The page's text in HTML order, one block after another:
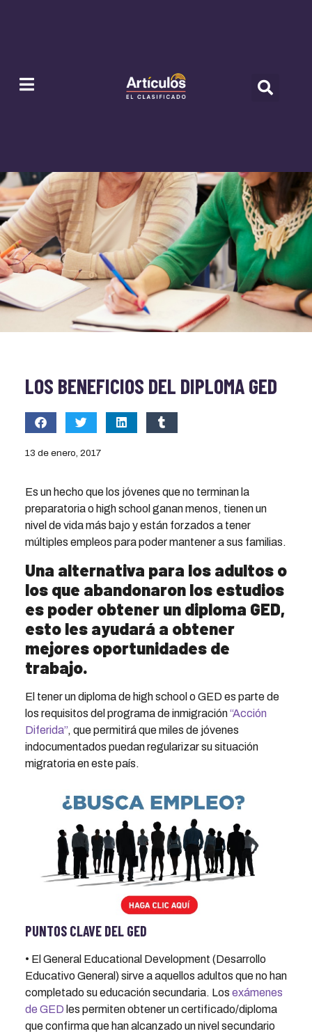
LOS BENEFICIOS DEL DIPLOMA GED
13 de enero, 2017
Es un hecho que los jóvenes que no terminan la
preparatoria o high school ganan menos, tienen un
nivel de vida más bajo y están forzados a tener
múltiples empleos para poder mantener a sus familias.
Una alternativa para los adultos o
los que abandonaron los estudios
es poder obtener un diploma GED,
esto les ayudará a obtener
mejores oportunidades de
trabajo.
El tener un diploma de high school o GED es parte de
los requisitos del programa de inmigración“Acción
Diferida”, que permitirá que miles de jóvenes
indocumentados puedan regularizar su situación
migratoria en este país.
PUNTOS CLAVE DEL GED
• El General Educational Development (Desarrollo
Educativo General) sirve a aquellos adultos que no han
completado su educación secundaria. Los exámenes
de GED les permiten obtener un certificado/diploma
que confirma que han alcanzado un nivel secundario